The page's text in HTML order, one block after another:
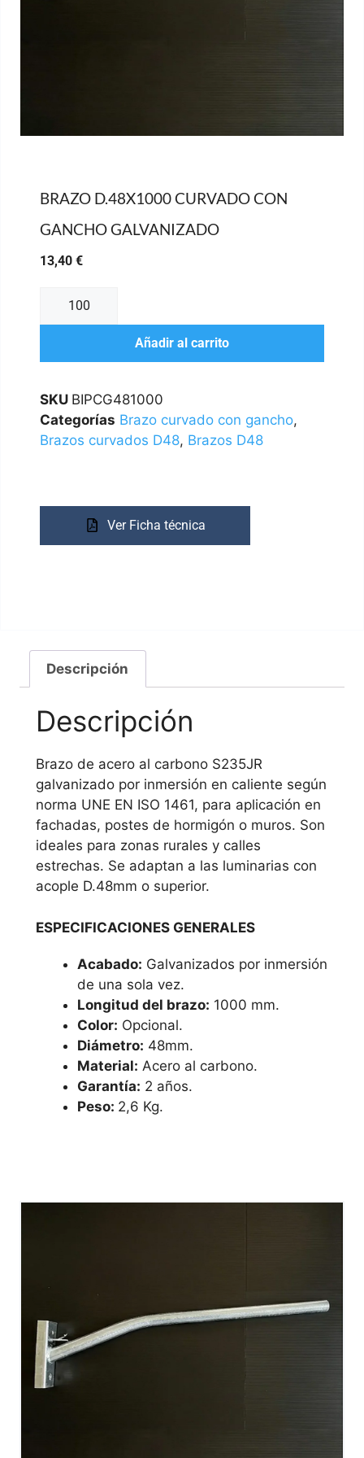
BRAZO D.48X1000 CURVADO CON
GANCHO GALVANIZADO
13,40 €
Añadir al carrito
SKU BIPCG481000
Categorías Brazo curvado con gancho,
Brazos curvados D48, Brazos D48
Ver Ficha técnica
Descripción
Descripción
Brazo de acero al carbono S235JR
galvanizado por inmersión en caliente según
norma UNE EN ISO 1461, para aplicación en
fachadas, postes de hormigón o muros. Son
ideales para zonas rurales y calles
estrechas. Se adaptan a las luminarias con
acople D.48mm o superior.
ESPECIFICACIONES GENERALES
Acabado: Galvanizados por inmersión
de una sola vez.
Longitud del brazo: 1000 mm.
Color: Opcional.
Diámetro: 48mm.
Material: Acero al carbono.
Garantía: 2 años.
Peso: 2,6 Kg.